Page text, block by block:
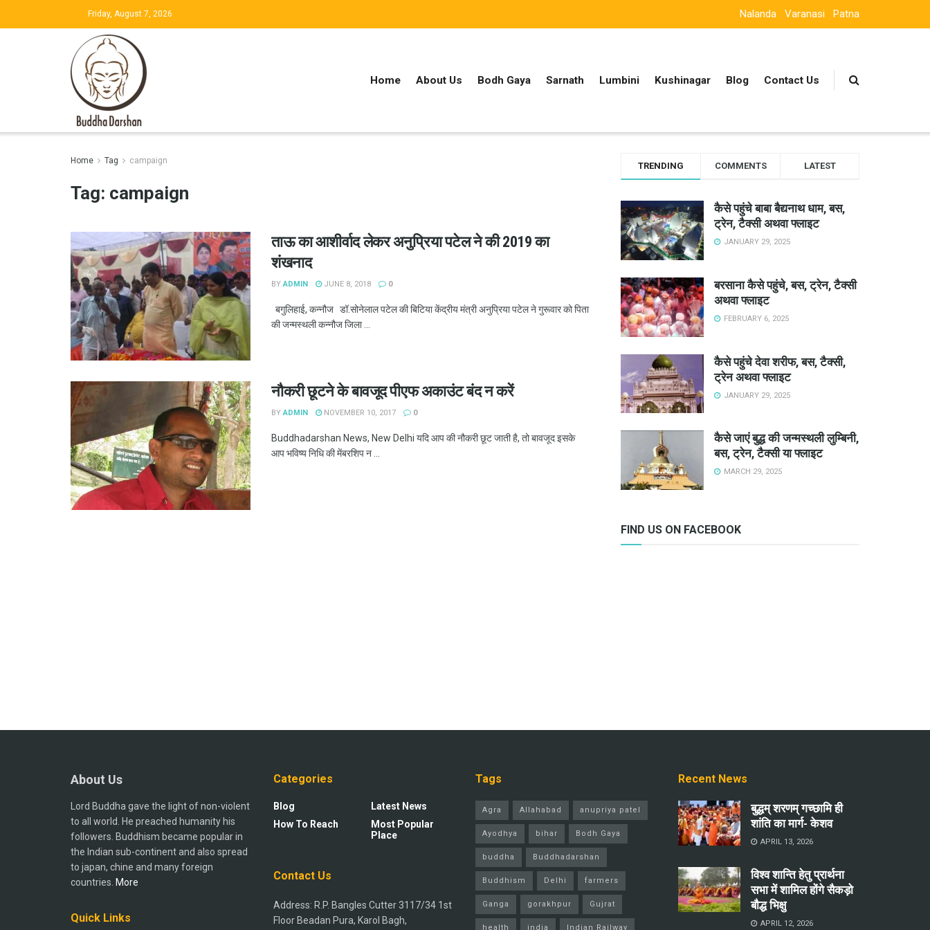
Friday, August 7, 2026 Nalanda Varanasi Patna
Home About Us Bodh Gaya Sarnath Lumbini Kushinagar Blog Contact Us
Home Tag campaign
Tag: campaign
ताऊ का आशीर्वाद लेकर अनुप्रिया पटेल ने की 2019 का
शंखनाद
BY ADMIN JUNE 8, 2018 0
बगुलिहाई, कन्नौज डॉ.सोनेलाल पटेल की बिटिया केंद्रीय मंत्री अनुप्रिया पटेल ने गुरूवार को पिता
की जन्मस्थली कन्नौज जिला ...
नौकरी छूटने के बावजूद पीएफ अकाउंट बंद न करें
BY ADMIN NOVEMBER 10, 2017 0
Buddhadarshan News, New Delhi यदि आप की नौकरी छूट जाती है, तो बावजूद इसके
आप भविष्य निधि की मेंबरशिप न ...
TRENDING COMMENTS LATEST
कैसे पहुंचे बाबा बैद्यनाथ धाम, बस,
ट्रेन, टैक्सी अथवा फ्लाइट
JANUARY 29, 2025
बरसाना कैसे पहुंचे, बस, ट्रेन, टैक्सी
अथवा फ्लाइट
FEBRUARY 6, 2025
कैसे पहुंचे देवा शरीफ, बस, टैक्सी,
ट्रेन अथवा फ्लाइट
JANUARY 29, 2025
कैसे जाएं बुद्ध की जन्मस्थली लुम्बिनी,
बस, ट्रेन, टैक्सी या फ्लाइट
MARCH 29, 2025
FIND US ON FACEBOOK
About Us
Lord Buddha gave the light of non-violent
to all world. He preached humanity his
followers. Buddhism became popular in
the Indian sub-continent and also spread
to japan, chine and many foreign
countries. More
Quick Links
Categories
Blog
How To Reach
Latest News
Most Popular
Place
Contact Us
Address: R.P. Bangles Cutter 3117/34 1st
Floor Beadan Pura, Karol Bagh,
Tags
Agra Allahabad anupriya patel
Ayodhya bihar Bodh Gaya
buddha Buddhadarshan
Buddhism Delhi farmers
Ganga gorakhpur Gujrat
health india Indian Railway
Recent News
बुद्धम् शरणम् गच्छामि ही
शांति का मार्ग- केशव
APRIL 13, 2026
विश्व शान्ति हेतु प्रार्थना
सभा में शामिल होंगे सैकड़ो
बौद्ध भिक्षु
APRIL 12, 2026